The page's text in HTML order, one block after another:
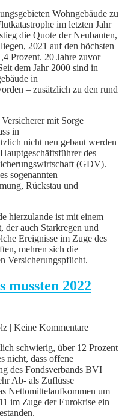
Wohngebäude zu
im letzten Jahr
die Quote der Neubauten,
2021 auf den höchsten
Prozent. 20 Jahre zuvor
dem Jahr 2000 sind in
in
– zusätzlich zu den rund
mit Sorge
in
nicht neu gebaut werden
des
(GDV).
sogenannten
Rückstau und
hierzulande ist mit einem
der auch Starkregen und
Ereignisse im Zuge des
mehren sich die
Versicherungspflicht.
mussten 2022
| Keine Kommentare
schwierig, über 12 Prozent
nicht, dass offene
des Fondsverbands BVI
Ab- als Zuflüsse
Nettomittelaufkommen um
im Zuge der Eurokrise ein